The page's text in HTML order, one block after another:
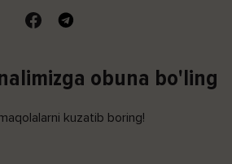
obuna bo'ling
kuzatib boring!